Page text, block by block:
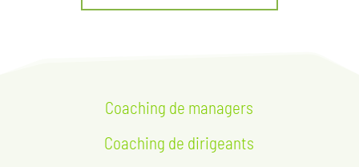
Coaching de managers
Coaching de dirigeants